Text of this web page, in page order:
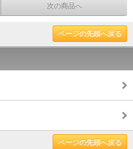
次の商品へ
ページの先頭へ戻る
ページの先頭へ戻る